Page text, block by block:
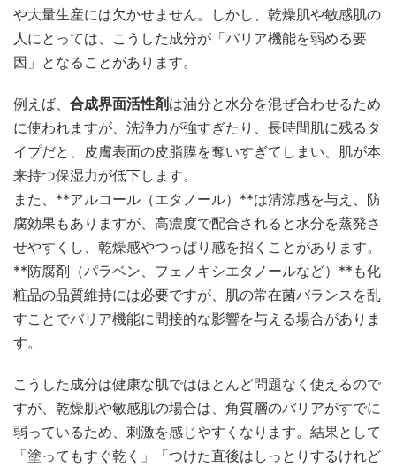
や大量生産には欠かせません。しかし、乾燥肌や敏感肌の
人にとっては、こうした成分が「バリア機能を弱める要
因」となることがあります。
例えば、 合成界面活性剤 は油分と水分を混ぜ合わせるため
に使われますが、洗浄力が強すぎたり、長時間肌に残るタ
イプだと、皮膚表面の皮脂膜を奪いすぎてしまい、肌が本
来持つ保湿力が低下します。
また、**アルコール（エタノール）**は清涼感を与え、防
腐効果もありますが、高濃度で配合されると水分を蒸発さ
せやすくし、乾燥感やつっぱり感を招くことがあります。
**防腐剤（パラベン、フェノキシエタノールなど）**も化
粧品の品質維持には必要ですが、肌の常在菌バランスを乱
すことでバリア機能に間接的な影響を与える場合がありま
す。
こうした成分は健康な肌ではほとんど問題なく使えるので
すが、乾燥肌や敏感肌の場合は、角質層のバリアがすでに
弱っているため、刺激を感じやすくなります。結果として
「塗ってもすぐ乾く」「つけた直後はしっとりするけれど